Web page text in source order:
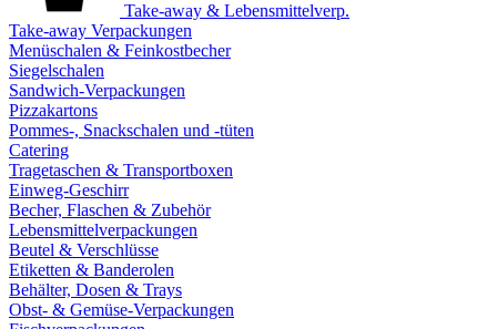
Take-away & Lebensmittelverp.
Take-away Verpackungen
Menüschalen & Feinkostbecher
Siegelschalen
Sandwich-Verpackungen
Pizzakartons
Pommes-, Snackschalen und -tüten
Catering
Tragetaschen & Transportboxen
Einweg-Geschirr
Becher, Flaschen & Zubehör
Lebensmittelverpackungen
Beutel & Verschlüsse
Etiketten & Banderolen
Behälter, Dosen & Trays
Obst- & Gemüse-Verpackungen